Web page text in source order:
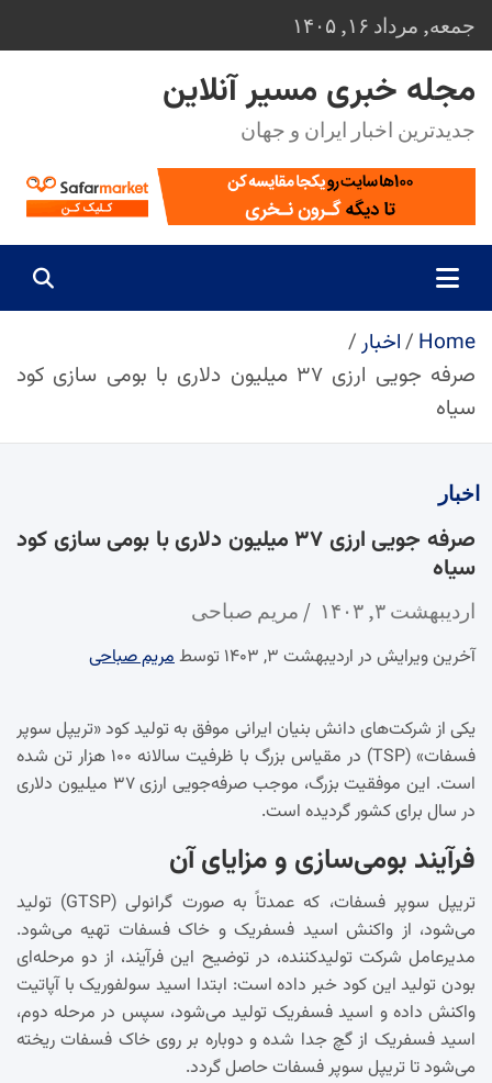
to
content
جمعه, مرداد ۱۶, ۱۴۰۵
مجله خبری مسیر آنلاین
جدیدترین اخبار ایران و جهان
Home
اخبار
صرفه جویی ارزی ۳۷ میلیون دلاری با بومی سازی کود
سیاه
اخبار
صرفه جویی ارزی ۳۷ میلیون دلاری با بومی سازی کود
سیاه
اردیبهشت ۳, ۱۴۰۳ مریم صباحی
آخرین ویرایش در اردیبهشت ۳, ۱۴۰۳ توسط مریم صباحی
یکی از شرکت‌های دانش بنیان ایرانی موفق به تولید کود «تریپل سوپر
فسفات» (TSP) در مقیاس بزرگ با ظرفیت سالانه ۱۰۰ هزار تن شده
است. این موفقیت بزرگ، موجب صرفه‌جویی ارزی ۳۷ میلیون دلاری
در سال برای کشور گردیده است.
فرآیند بومی‌سازی و مزایای آن
تریپل سوپر فسفات، که عمدتاً به صورت گرانولی (GTSP) تولید
می‌شود، از واکنش اسید فسفریک و خاک فسفات تهیه می‌شود.
مدیرعامل شرکت تولیدکننده، در توضیح این فرآیند، از دو مرحله‌ای
بودن تولید این کود خبر داده است: ابتدا اسید سولفوریک با آپاتیت
واکنش داده و اسید فسفریک تولید می‌شود، سپس در مرحله دوم،
اسید فسفریک از گچ جدا شده و دوباره بر روی خاک فسفات ریخته
می‌شود تا تریپل سوپر فسفات حاصل گردد.